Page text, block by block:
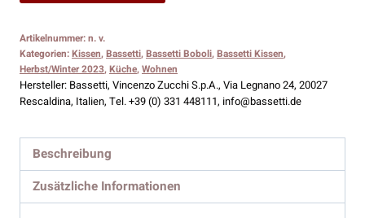
Tischwäsche
Boboli
G1
Artikelnummer:n. v.
Kategorien:Kissen,Bassetti,Bassetti Boboli,Bassetti Kissen,
Herbst/Winter 2023,Küche,Wohnen
Hersteller: Bassetti, Vincenzo Zucchi S.p.A., Via Legnano 24, 20027
Rescaldina, Italien, Tel. +39 (0) 331 448111, info@bassetti.de
Beschreibung
Zusätzliche Informationen